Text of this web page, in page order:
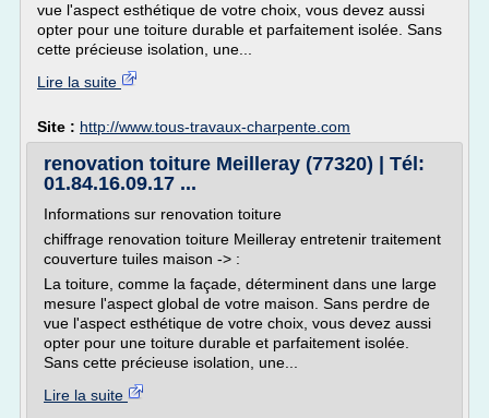
vue l'aspect esthétique de votre choix, vous devez aussi
opter pour une toiture durable et parfaitement isolée. Sans
cette précieuse isolation, une...
Lire la suite
Site : http://www.tous-travaux-charpente.com
renovation toiture Meilleray (77320) | Tél:
01.84.16.09.17 ...
Informations sur renovation toiture
chiffrage renovation toiture Meilleray entretenir traitement
couverture tuiles maison -> :
La toiture, comme la façade, déterminent dans une large
mesure l'aspect global de votre maison. Sans perdre de
vue l'aspect esthétique de votre choix, vous devez aussi
opter pour une toiture durable et parfaitement isolée.
Sans cette précieuse isolation, une...
Lire la suite